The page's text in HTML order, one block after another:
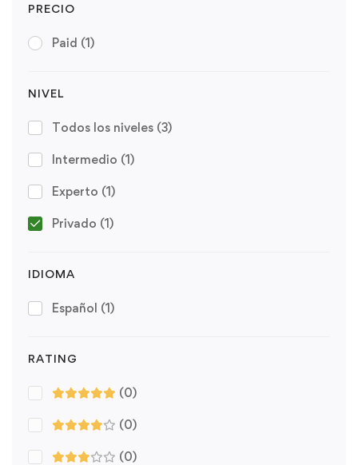
PRECIO
Paid (1)
NIVEL
Todos los niveles (3)
Intermedio (1)
Experto (1)
Privado (1)
IDIOMA
Español (1)
RATING
(0)
(0)
(0)